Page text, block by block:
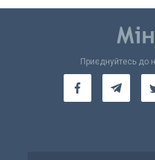
Приєднуйтесь до